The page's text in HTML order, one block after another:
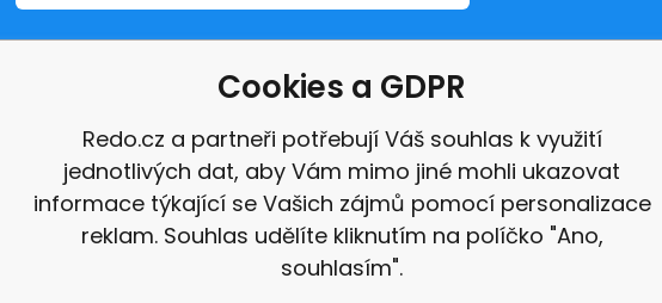
Další informace
Reklamace
Recenze
Cookies a GDPR
Redo.cz a partneři potřebují Váš souhlas k využití
jednotlivých dat, aby Vám mimo jiné mohli ukazovat
informace týkající se Vašich zájmů pomocí personalizace
reklam. Souhlas udělíte kliknutím na políčko "Ano,
souhlasím".